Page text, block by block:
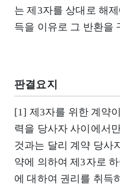
는 제3자를 상대로 해
득을 이유로 그 반환을
판결요지
[1] 제3자를 위한 계약
력을 당사자 사이에서
것과는 달리 계약 당사
약에 의하여 제3자로
에 대하여 권리를 취득